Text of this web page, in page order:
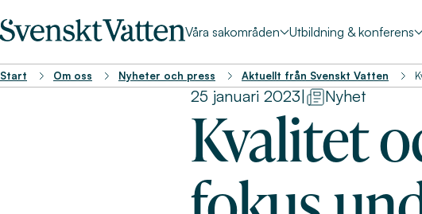
Våra sakområden Utbildning & konferens
Start Om oss Nyheter och press Aktuellt från Svenskt Vatten
25 januari 2023| Nyhet
Kvalitet